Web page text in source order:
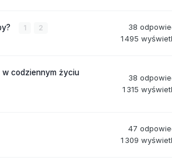
1 2 38
1 495
w codziennym życiu
38
1 315
47
1 309